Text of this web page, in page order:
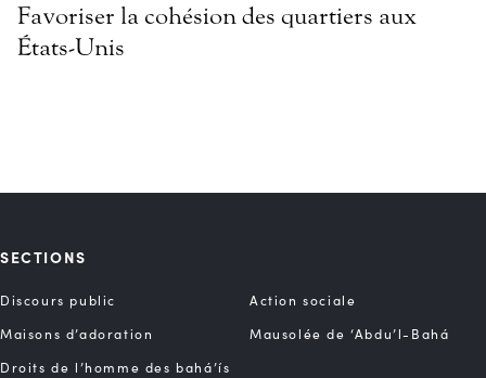
Favoriser la cohésion des quartiers aux
États-Unis
SECTIONS
Discours public
Action sociale
Maisons d’adoration
Mausolée de ‘Abdu’l-Bahá
Droits de l’homme des bahá’ís